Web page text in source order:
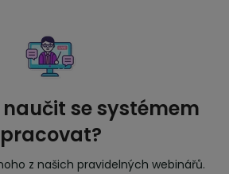
se systémem
pracovat?
z našich pravidelných webinářů.